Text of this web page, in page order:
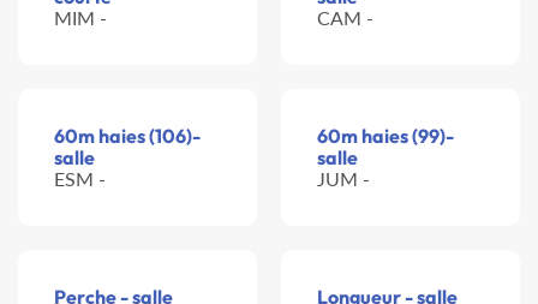
MIM - CAM -
60m haies (106)-
salle
ESM -
60m haies (99)-
salle
JUM -
Perche - salle Longueur - salle